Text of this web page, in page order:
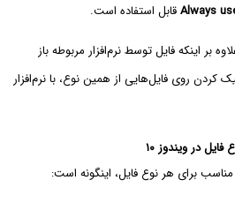
Alwaysقابل استفاده است.
بر اینکه فایل توسط نرم‌افزار مربوطه باز
کردن روی فایل‌هایی از همین نوع، با نرم‌افزار
در ویندوز ۱۰
برای هر نوع فایل، اینگونه است: